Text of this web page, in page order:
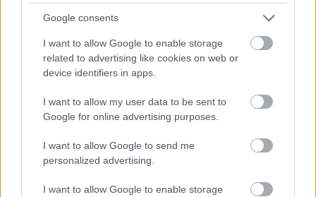
Google consents
I want to allow Google to enable storage
related to advertising like cookies on web or
device identifiers in apps.
I want to allow my user data to be sent to
Google for online advertising purposes.
I want to allow Google to send me
personalized advertising.
I want to allow Google to enable storage
Όσον αφορά το τελευταίο σκέλος της ερώτησης,
στούντιο. Είναι αδύνατο να διαλέξω ένα, αλλά αν
είναι σαν τα διλήμματα του Μουσικού Κουτιού και
λάιβ παίξιμο και θα απαρνιόμουν με βαριά καρδιά
Ποια είναι τα πλάνα σου για το καλοκαίρι;